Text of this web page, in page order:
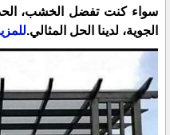
سواء كنت تفضل الخشب،
الجوية، لدينا الحل المثالي.